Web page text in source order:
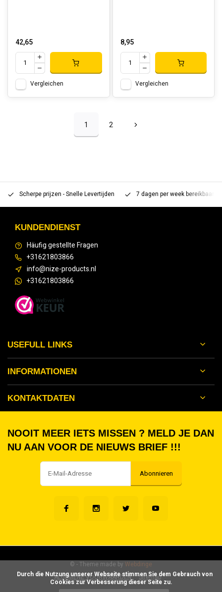
42,65
Vergleichen
8,95
Vergleichen
1 2
Scherpe prijzen - Snelle Levertijden 7 dagen per week bereikbaar
KUNDENDIENST
Häufig gestellte Fragen
+31621803866
info@nize-products.nl
+31621803866
USEFULL LINKS
INFORMATIONEN
KONTAKTDATEN
NOOIT MEER IETS MISSEN ? MELD JE DAN
NU AAN VOOR DE NIEUWS BRIEF !!!
Abonnieren
ALGEMENE VOORWAARDEN Sitemap
© - Theme made by Webdinge
Cookies zur Verbesserung dieser Seite zu.